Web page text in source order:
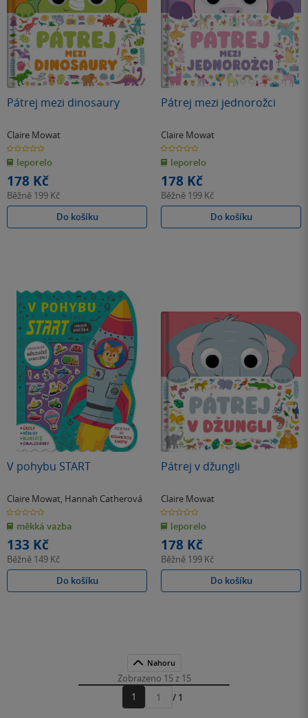
Pátrej mezi dinosaury
Claire Mowat
0.0
z
5
hvězdiček
leporelo
178 Kč
Běžně 199 Kč
Do košíku
Pátrej mezi jednorožci
Claire Mowat
0.0
z
5
hvězdiček
leporelo
178 Kč
Běžně 199 Kč
Do košíku
V pohybu START
Claire Mowat, Hannah Catherová
0.0
z
5
hvězdiček
měkká vazba
133 Kč
Běžně 149 Kč
Do košíku
Pátrej v džungli
Claire Mowat
0.0
z
5
hvězdiček
leporelo
178 Kč
Běžně 199 Kč
Do košíku
Nahoru
Zobrazeno 15 z 15
1
Přejít
/ 1